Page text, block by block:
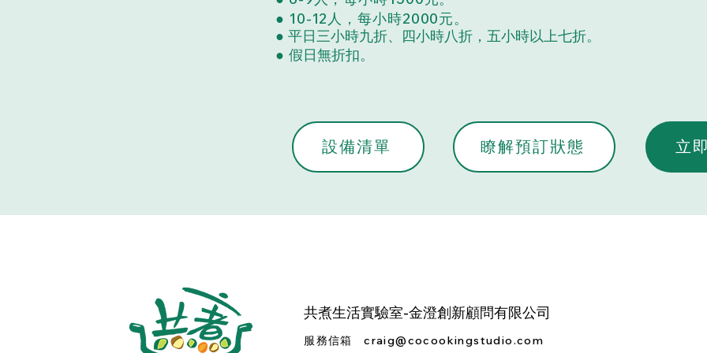
● 10-12人，每小時2000元。
●平日三小時九折、四小時八折，五小時以上七折。
● 假日無折扣。
設備清單 瞭解預訂狀態 立
共煮生活實驗室-金澄創新顧問有限公司
服務信箱
craig@cocookingstudio.com